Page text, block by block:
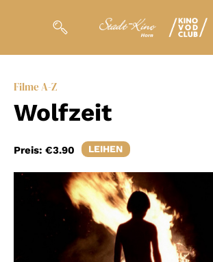
Magazin
Kuratierungen
Events
So geht’s
Filmpakete
Filme A-Z
Wolfzeit
Preis: €3.90 LEIHEN